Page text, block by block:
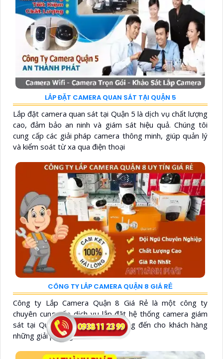
LẮP ĐẶT CAMERA QUAN SÁT TẠI QUẬN 5
Lắp đặt camera quan sát tại Quận 5 là dịch vụ chất lượng
cao, đảm bảo an ninh và giám sát hiệu quả. Chúng tôi
cung cấp các giải pháp camera thông minh, giúp quản lý
và kiểm soát từ xa qua điện thoại
CÔNG TY LẮP CAMERA QUẬN 8 GIÁ RẺ
Công ty Lắp Camera Quận 8 Giá Rẻ là một công ty
chuyên cung cấp dịch vụ lắp đặt hệ thống camera giám
sát tại Quận 8, với mục tiêu mang đến cho khách hàng
những giải pháp giám sát...